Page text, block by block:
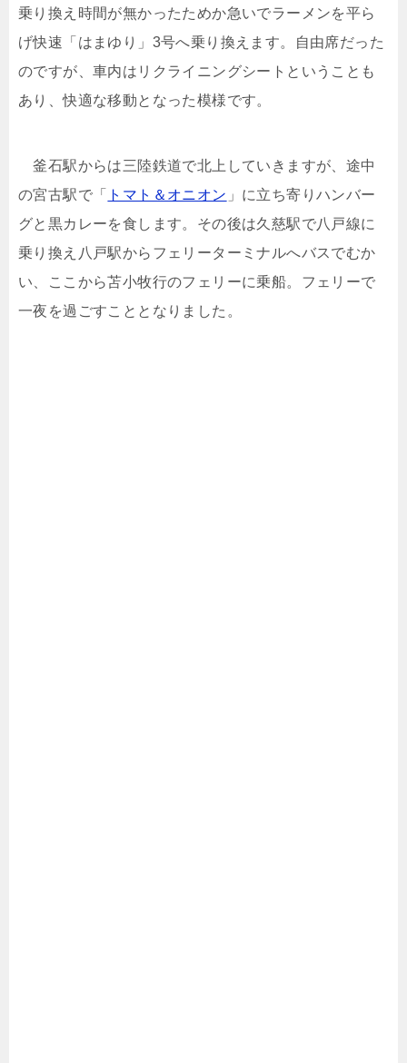
乗り換え時間が無かったためか急いでラーメンを平ら
げ快速「はまゆり」3号へ乗り換えます。自由席だった
のですが、車内はリクライニングシートということも
あり、快適な移動となった模様です。
釜石駅からは三陸鉄道で北上していきますが、途中
の宮古駅で「
トマト＆オニオン 」に立ち寄りハンバー
グと黒カレーを食します。その後は久慈駅で八戸線に
乗り換え八戸駅からフェリーターミナルへバスでむか
い、ここから苫小牧行のフェリーに乗船。フェリーで
一夜を過ごすこととなりました。